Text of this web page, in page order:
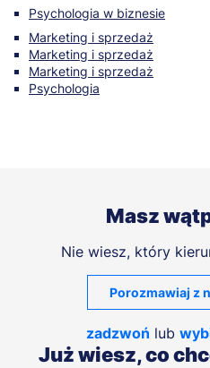
Psychologia w biznesie
Marketing i sprzedaż
Marketing i sprzedaż
Marketing i sprzedaż
Psychologia
Masz
Nie wiesz, który
Porozmawiaj z
zadzwoń lub
Już wiesz, co